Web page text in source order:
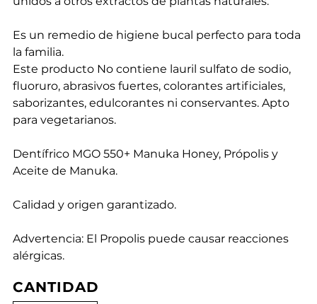
Es un remedio de higiene bucal perfecto para toda
la familia.
Este producto No contiene lauril sulfato de sodio,
fluoruro, abrasivos fuertes, colorantes artificiales,
saborizantes, edulcorantes ni conservantes. Apto
para vegetarianos.
Dentífrico MGO 550+ Manuka Honey, Própolis y
Aceite de Manuka.
Calidad y origen garantizado.
Advertencia: El Propolis puede causar reacciones
alérgicas.
CANTIDAD